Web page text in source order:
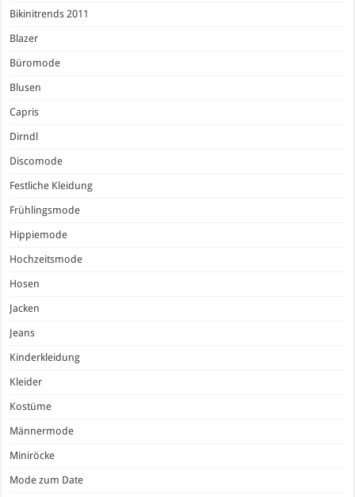
Bikinitrends 2011
Blazer
Büromode
Blusen
Capris
Dirndl
Discomode
Festliche Kleidung
Frühlingsmode
Hippiemode
Hochzeitsmode
Hosen
Jacken
Jeans
Kinderkleidung
Kleider
Kostüme
Männermode
Miniröcke
Mode zum Date